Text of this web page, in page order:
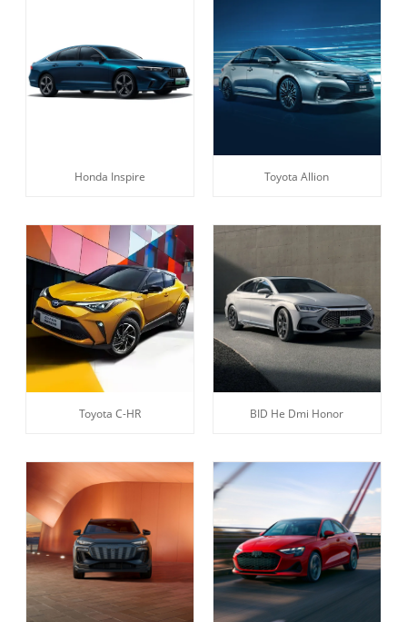
Honda Inspire Toyota Allion
Toyota C-HR BID He Dmi Honor